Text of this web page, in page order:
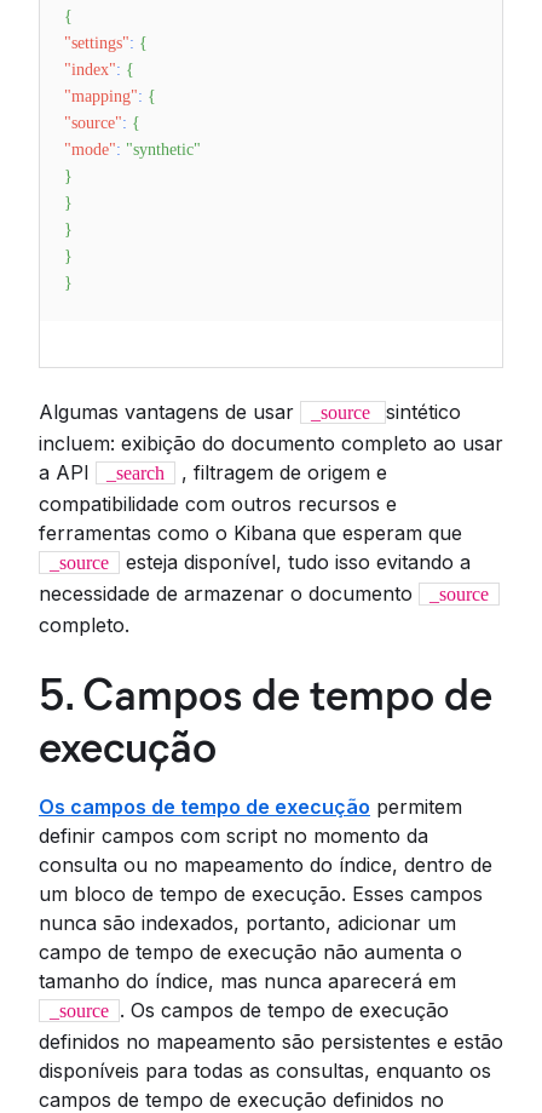
{
"settings": {
"index": {
"mapping": {
"source": {
"mode": "synthetic"
}
}
}
}
}
Algumas vantagens de usar _source
sintético
incluem: exibição do documento completo ao usar
a API
_search
, filtragem de origem e
compatibilidade com outros recursos e
ferramentas como o Kibana que esperam que
_source
esteja disponível, tudo isso evitando a
necessidade de armazenar o documento
_source
completo.
5. Campos de tempo de
execução
Os campos de tempo de execução permitem
definir campos com script no momento da
consulta ou no mapeamento do índice, dentro de
um bloco de tempo de execução. Esses campos
nunca são indexados, portanto, adicionar um
campo de tempo de execução não aumenta o
tamanho do índice, mas nunca aparecerá em
_source . Os campos de tempo de execução
definidos no mapeamento são persistentes e estão
disponíveis para todas as consultas, enquanto os
campos de tempo de execução definidos no